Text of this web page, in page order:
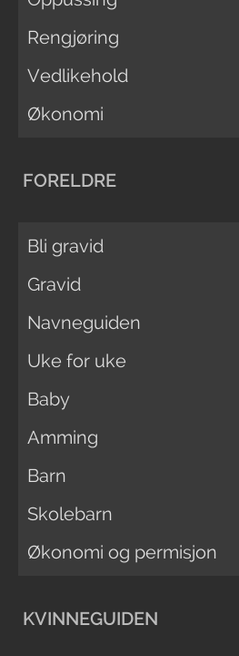
Rengjøring
Vedlikehold
Økonomi
FORELDRE
Bli gravid
Gravid
Navneguiden
Uke for uke
Baby
Amming
Barn
Skolebarn
Økonomi og permisjon
KVINNEGUIDEN